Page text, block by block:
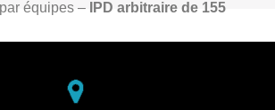
par équipes – IPD arbitraire de 155